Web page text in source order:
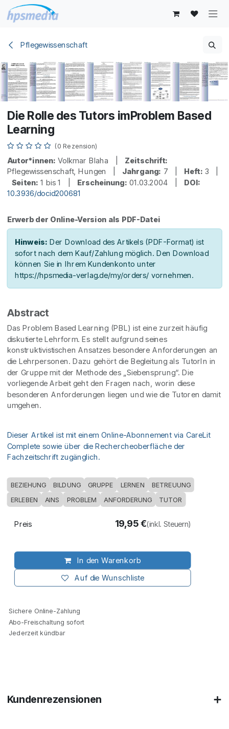
Zum Inhalt springen
Pflegewissenschaft
Die Rolle des Tutors imProblem Based
Learning
(0 Rezension)
Autor*innen: Volkmar Blaha | Zeitschrift:
Pflegewissenschaft, Hungen | Jahrgang: 7 | Heft: 3 |
Seiten: 1 bis 1 | Erscheinung: 01.03.2004 | DOI:
10.3936/docid200681
Erwerb der Online-Version als PDF-Datei
Hinweis: Der Download des Artikels (PDF-Format) ist
sofort nach dem Kauf/Zahlung möglich. Den Download
können Sie in Ihrem Kundenkonto unter
https://hpsmedia-verlag.de/my/orders/ vornehmen.
Abstract
Das Problem Based Learning (PBL) ist eine zurzeit häufig
diskutierte Lehrform. Es stellt aufgrund seines
konstruktivistischen Ansatzes besondere Anforderungen an
die Lehrpersonen. Dazu gehört die Begleitung als TutorIn in
der Gruppe mit der Methode des „Siebensprung“. Die
vorliegende Arbeit geht den Fragen nach, worin diese
besonderen Anforderungen liegen und wie die Tutoren damit
umgehen.
Dieser Artikel ist mit einem Online-Abonnement via CareLit
Complete sowie über die Rechercheoberfläche der
Fachzeitschrift zugänglich.
BEZIEHUNG BILDUNG GRUPPE LERNEN BETREUUNG
ERLEBEN AINS PROBLEM ANFORDERUNG TUTOR
In den Warenkorb
Auf die Wunschliste
Preis 19,95€(inkl. Steuern)
Sichere Online-Zahlung
Abo-Freischaltung sofort
Jederzeit kündbar
Kundenrezensionen